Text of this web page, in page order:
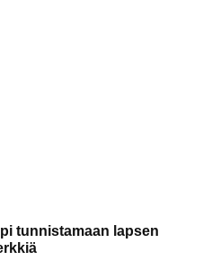
tunnistamaan lapsen